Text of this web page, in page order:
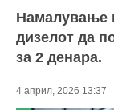
Намалување
дизелот да
за 2 денара.
4 април, 2026 13:37